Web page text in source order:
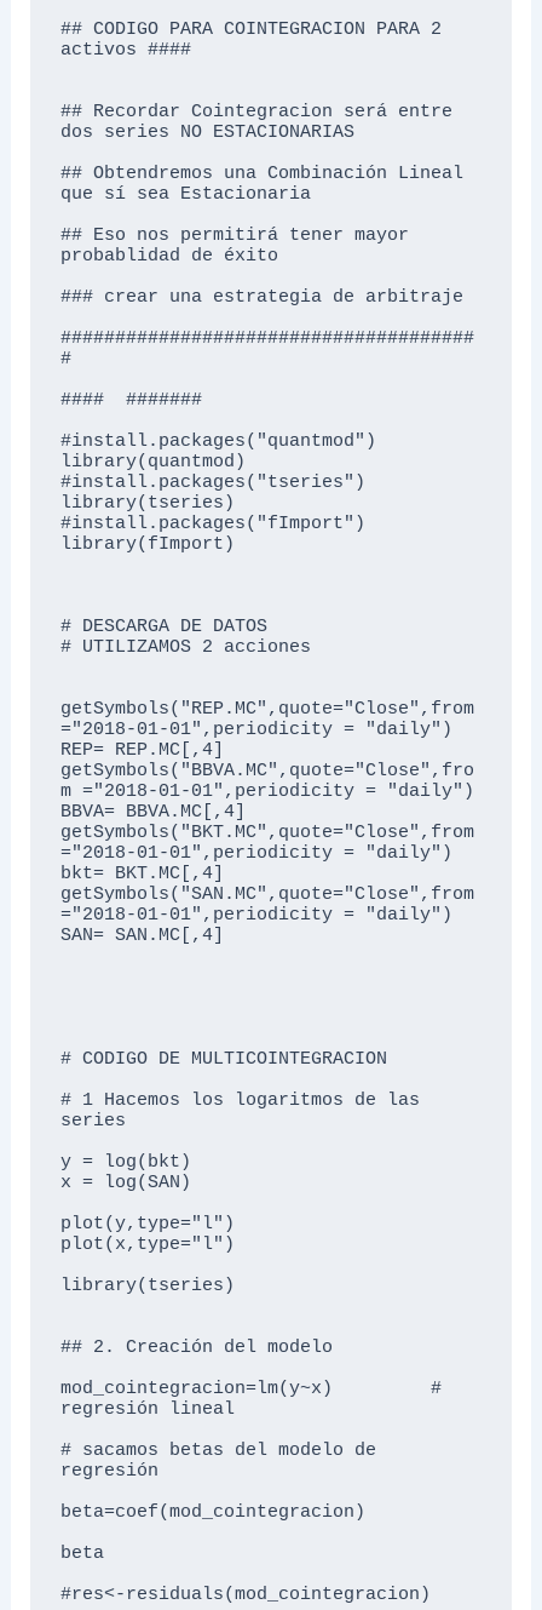
## CODIGO PARA COINTEGRACION PARA 2
activos ####
## Recordar Cointegracion será entre
dos series NO ESTACIONARIAS
## Obtendremos una Combinación Lineal
que sí sea Estacionaria
## Eso nos permitirá tener mayor
probablidad de éxito
### crear una estrategia de arbitraje
######################################
#
####  #######
#install.packages("quantmod")
library(quantmod)
#install.packages("tseries")
library(tseries)
#install.packages("fImport")
library(fImport)
# DESCARGA DE DATOS
# UTILIZAMOS 2 acciones
getSymbols("REP.MC",quote="Close",from
="2018-01-01",periodicity = "daily")
REP= REP.MC[,4]
getSymbols("BBVA.MC",quote="Close",fro
m ="2018-01-01",periodicity = "daily")
BBVA= BBVA.MC[,4]
getSymbols("BKT.MC",quote="Close",from
="2018-01-01",periodicity = "daily")
bkt= BKT.MC[,4]
getSymbols("SAN.MC",quote="Close",from
="2018-01-01",periodicity = "daily")
SAN= SAN.MC[,4]
# CODIGO DE MULTICOINTEGRACION
# 1 Hacemos los logaritmos de las
series
y = log(bkt)
x = log(SAN)
plot(y,type="l")
plot(x,type="l")
library(tseries)
## 2. Creación del modelo
mod_cointegracion=lm(y~x)         #
regresión lineal
# sacamos betas del modelo de
regresión
beta=coef(mod_cointegracion)
beta
#res<-residuals(mod_cointegracion)